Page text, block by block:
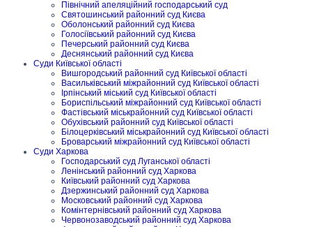
Північний апеляційний господарський суд
Святошинський районний суд Києва
Оболонський районний суд Києва
Голосіївський районний суд Києва
Печерський районний суд Києва
Деснянський районний суд Києва
Суди Київської області
Вишгородський районний суд Київської області
Васильківський міжрайонний суд Київської області
Ірпінський міський суд Київської області
Бориспільський міжрайонний суд Київської області
Фастівський міськрайонний суд Київської області
Обухівський районний суд Київської області
Білоцерківський міськрайонний суд Київської області
Броварський міжрайонний суд Київської області
Суди Харкова
Господарський суд Луганської області
Ленінський районний суд Харкова
Київський районний суд Харкова
Дзержинський районний суд Харкова
Московський районний суд Харкова
Комінтернівський районний суд Харкова
Червонозаводський районний суд Харкова